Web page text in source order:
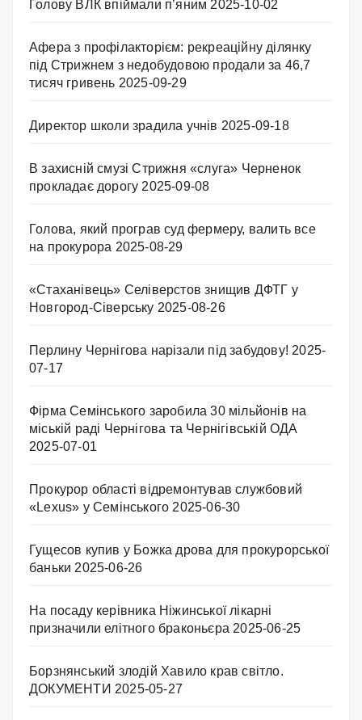
Голову ВЛК впіймали п’яним 2025-10-02
Афера з профілакторієм: рекреаційну ділянку
під Стрижнем з недобудовою продали за 46,7
тисяч гривень 2025-09-29
Директор школи зрадила учнів 2025-09-18
В захисній смузі Стрижня «слуга» Черненок
прокладає дорогу 2025-09-08
Голова, який програв суд фермеру, валить все
на прокурора 2025-08-29
«Стаханівець» Селіверстов знищив ДФТГ у
Новгород-Сіверську 2025-08-26
Перлину Чернігова нарізали під забудову! 2025-
07-17
Фірма Семінського заробила 30 мільйонів на
міській раді Чернігова та Чернігівській ОДА
2025-07-01
Прокурор області відремонтував службовий
«Lexus» у Семінського 2025-06-30
Гущесов купив у Божка дрова для прокурорської
баньки 2025-06-26
На посаду керівника Ніжинської лікарні
призначили елітного браконьєра 2025-06-25
Борзнянський злодій Хавило крав світло.
ДОКУМЕНТИ 2025-05-27